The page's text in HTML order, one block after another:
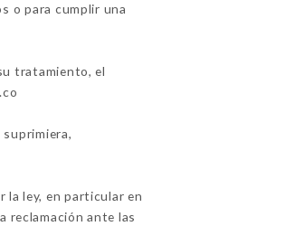
o para cumplir una
tratamiento, el
la ley, en particular en
reclamación ante las